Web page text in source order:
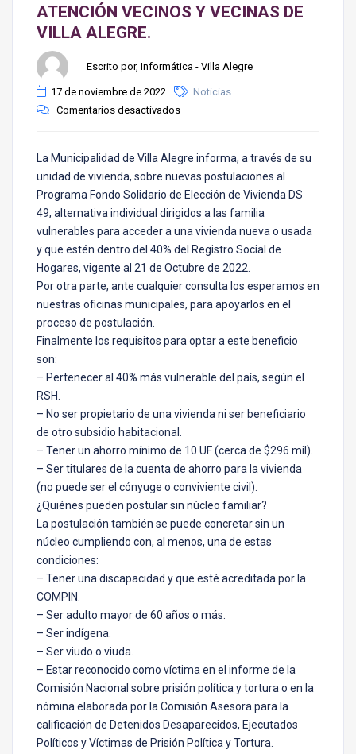
ATENCIÓN VECINOS Y VECINAS DE
VILLA ALEGRE.
Escrito por, Informática - Villa Alegre
17 de noviembre de 2022
Noticias
Comentarios desactivados
La Municipalidad de Villa Alegre informa, a través de su
unidad de vivienda, sobre nuevas postulaciones al
Programa Fondo Solidario de Elección de Vivienda DS
49, alternativa individual dirigidos a las familia
vulnerables para acceder a una vivienda nueva o usada
y que estén dentro del 40% del Registro Social de
Hogares, vigente al 21 de Octubre de 2022.
Por otra parte, ante cualquier consulta los esperamos en
nuestras oficinas municipales, para apoyarlos en el
proceso de postulación.
Finalmente los requisitos para optar a este beneficio
son:
– Pertenecer al 40% más vulnerable del país, según el
RSH.
– No ser propietario de una vivienda ni ser beneficiario
de otro subsidio habitacional.
– Tener un ahorro mínimo de 10 UF (cerca de $296 mil).
– Ser titulares de la cuenta de ahorro para la vivienda
(no puede ser el cónyuge o conviviente civil).
¿Quiénes pueden postular sin núcleo familiar?
La postulación también se puede concretar sin un
núcleo cumpliendo con, al menos, una de estas
condiciones:
– Tener una discapacidad y que esté acreditada por la
COMPIN.
– Ser adulto mayor de 60 años o más.
– Ser indígena.
– Ser viudo o viuda.
– Estar reconocido como víctima en el informe de la
Comisión Nacional sobre prisión política y tortura o en la
nómina elaborada por la Comisión Asesora para la
calificación de Detenidos Desaparecidos, Ejecutados
Políticos y Víctimas de Prisión Política y Tortura.